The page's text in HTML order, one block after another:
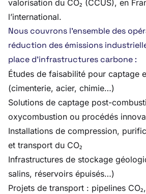
valorisation du CO₂ (CCUS), en
l’international.
Nous couvrons l’ensemble des
réduction des émissions
place d’infrastructures carbone :
Études de faisabilité pour captage
(cimenterie, acier, chimie…)
Solutions de captage post-
oxycombustion ou procédés
Installations de compression,
et transport du CO₂
Infrastructures de stockage
salins, réservoirs épuisés…)
Projets de transport : pipelines